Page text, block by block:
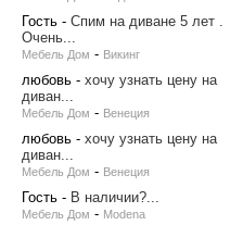
Гость - Спим на диване 5 лет .
Очень...
Мебель Дом - Викинг
любовь - хочу узнать цену на
диван...
Мебель Дом - Венеция
любовь - хочу узнать цену на
диван...
Мебель Дом - Венеция
Гость - В наличии?...
Мебель Дом - Modena